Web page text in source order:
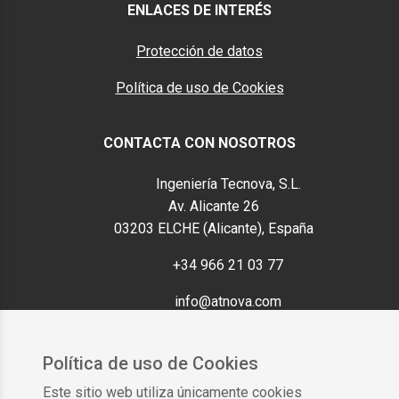
ENLACES DE INTERÉS
Protección de datos
Política de uso de Cookies
CONTACTA CON NOSOTROS
Ubicación
Ingeniería Tecnova, S.L.
Av. Alicante 26
03203 ELCHE (Alicante), España
Teléfono
+34 966 21 03 77
E-mail
info@atnova.com
Política de uso de Cookies
Este sitio web utiliza únicamente cookies